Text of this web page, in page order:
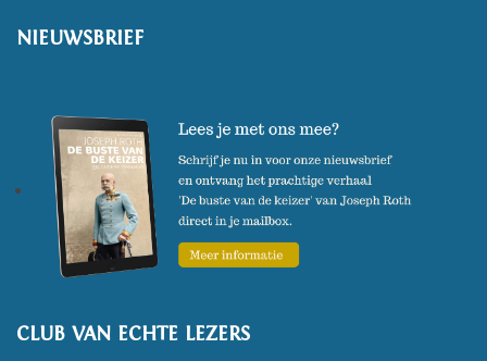
NIEUWSBRIEF
CLUB VAN ECHTE LEZERS